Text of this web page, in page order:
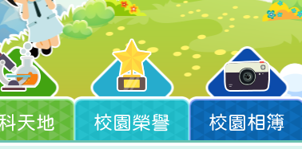
天地 校園榮譽 校園相簿